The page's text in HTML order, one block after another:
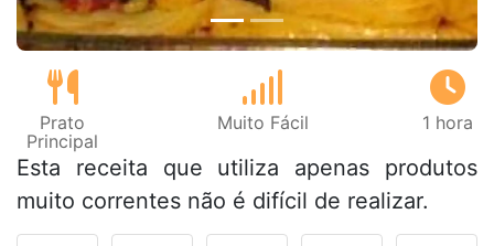
Prato
Principal
Muito Fácil 1 hora
Esta receita que utiliza apenas produtos
muito correntes não é difícil de realizar.